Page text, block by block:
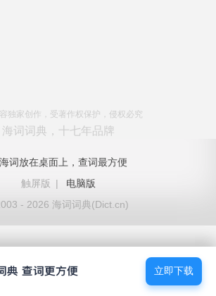
独家创作，受著作权保护，侵权必究
海词词典，十七年品牌
词放在桌面上，查词最方便
触屏版
|
电脑版
- 2026 海词词典(Dict.cn)
立即下载
立即下载